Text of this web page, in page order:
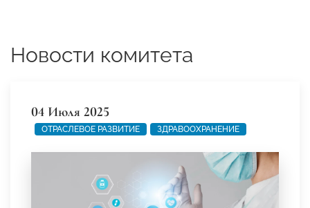
Новости комитета
04 Июля 2025
ОТРАСЛЕВОЕ РАЗВИТИЕ ЗДРАВООХРАНЕНИЕ